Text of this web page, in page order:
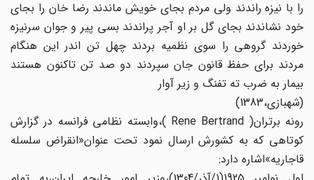
را با نیزه راندند ولی مردم بجای خویش ماندند رضا خان را بجای
خود نشاندند بجای گل بر او آجر پراندند بسی پیر و جوان سرنیزه
خوردند گروهی را سوی نظمیه بردند چهل تن اندر این هنگام
مردند برای حفظ قانون جان سپردند دو صد تن تاکنون هستند
بیمار به ضرب ته تفنگ و زیر آوار
(شهبازی،1383)
رونه برتران( Rene Bertrand )،وابسته نظامی فرانسه در گزارش
کوتاهی که به کشورش ارسال نمود تحت عنوان«انقراض‏ سلسله
قاجاریه»اشاره دارد: